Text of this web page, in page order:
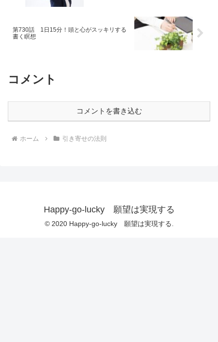
第730話 1日15分！頭と心がスッキリする
書く瞑想
コメント
コメントを書き込む
ホーム 引き寄せの法則
Happy-go-lucky 願望は実現する
© 2020 Happy-go-lucky 願望は実現する.